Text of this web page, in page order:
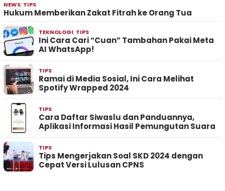
NEWS, TIPS
Hukum Memberikan Zakat Fitrah ke Orang Tua
TEKNOLOGI, TIPS
Ini Cara Cari “Cuan” Tambahan Pakai Meta
AI WhatsApp!
TIPS
Ramai di Media Sosial, Ini Cara Melihat
Spotify Wrapped 2024
TIPS
Cara Daftar Siwaslu dan Panduannya,
Aplikasi Informasi Hasil Pemungutan Suara
TIPS
Tips Mengerjakan Soal SKD 2024 dengan
Cepat Versi Lulusan CPNS